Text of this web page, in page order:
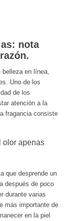
nota
belleza en línea,
Uno de los
de los
atención a la
fragancia consiste
olor apenas
que desprende un
después de poco
durante varias
más importante de
en la piel